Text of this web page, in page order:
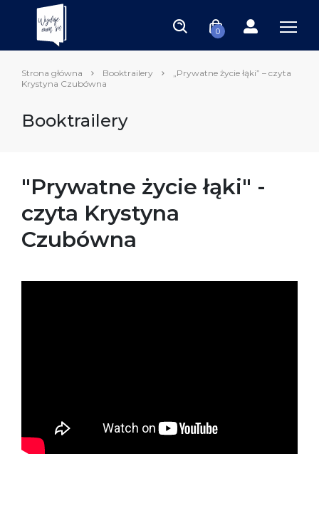
0
Strona główna Booktrailery
„Prywatne życie łąki” – czyta
Krystyna Czubówna
Booktrailery
"Prywatne życie łąki" -
czyta Krystyna
Czubówna